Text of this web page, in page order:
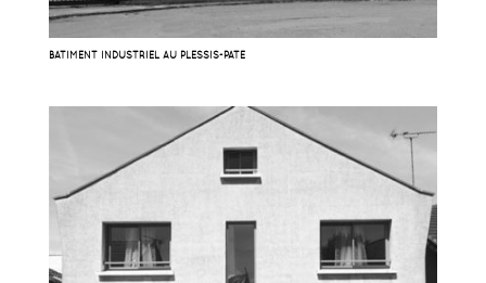
BATIMENT INDUSTRIEL AU PLESSIS-PATÉ